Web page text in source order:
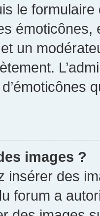
le
un
images ?
insérer des
forum a